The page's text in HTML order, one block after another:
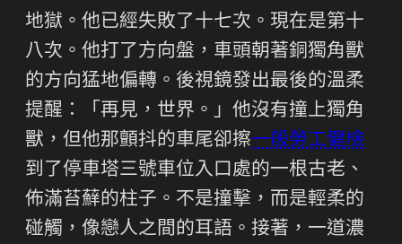
地獄。他已經失敗了十七次。現在是第十
八次。他打了方向盤，車頭朝著銅獨角獸
的方向猛地偏轉。後視鏡發出最後的溫柔
提醒：「再見，世界。」他沒有撞上獨角
獸，但他那顫抖的車尾卻擦一般勞工健檢
到了停車塔三號車位入口處的一根古老、
佈滿苔蘚的柱子。不是撞擊，而是輕柔的
碰觸，像戀人之間的耳語。接著，一道濃